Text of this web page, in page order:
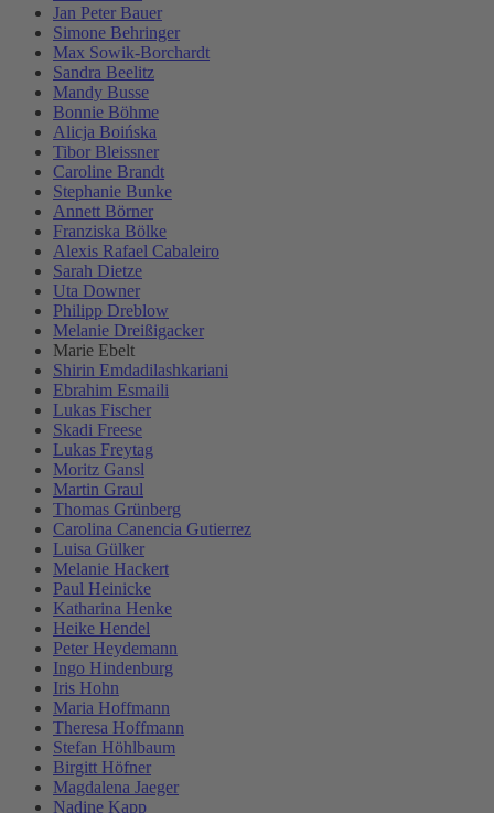
Jan Peter Bauer
Simone Behringer
Max Sowik-Borchardt
Sandra Beelitz
Mandy Busse
Bonnie Böhme
Alicja Boińska
Tibor Bleissner
Caroline Brandt
Stephanie Bunke
Annett Börner
Franziska Bölke
Alexis Rafael Cabaleiro
Sarah Dietze
Uta Downer
Philipp Dreblow
Melanie Dreißigacker
Marie Ebelt
Shirin Emdadilashkariani
Ebrahim Esmaili
Lukas Fischer
Skadi Freese
Lukas Freytag
Moritz Gansl
Martin Graul
Thomas Grünberg
Carolina Canencia Gutierrez
Luisa Gülker
Melanie Hackert
Paul Heinicke
Katharina Henke
Heike Hendel
Peter Heydemann
Ingo Hindenburg
Iris Hohn
Maria Hoffmann
Theresa Hoffmann
Stefan Höhlbaum
Birgitt Höfner
Magdalena Jaeger
Nadine Kapp